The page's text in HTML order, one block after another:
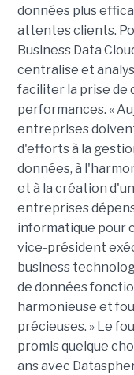
données plus
attentes clients.
Business Data
centralise et
faciliter la prise de
performances. «
entreprises
d'efforts à la
données, à
et à la création
entreprises
informatique pour
vice-président
business
de données
harmonieuse et
précieuses. » Le
promis quelque
ans avec